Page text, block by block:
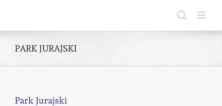
PARK JURAJSKI
Park Jurajski